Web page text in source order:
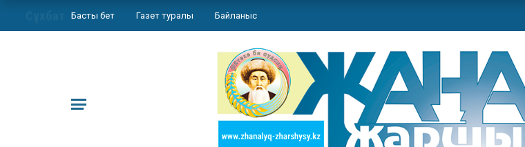
Басты бет Газет туралы Байланыс